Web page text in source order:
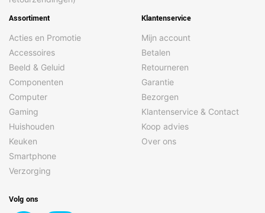
Assortiment
Acties en Promotie
Accessoires
Beeld & Geluid
Componenten
Computer
Gaming
Huishouden
Keuken
Smartphone
Verzorging
Klantenservice
Mijn account
Betalen
Retourneren
Garantie
Bezorgen
Klantenservice & Contact
Koop advies
Over ons
Volg ons